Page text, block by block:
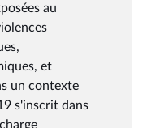
au
et
un contexte
s'inscrit dans